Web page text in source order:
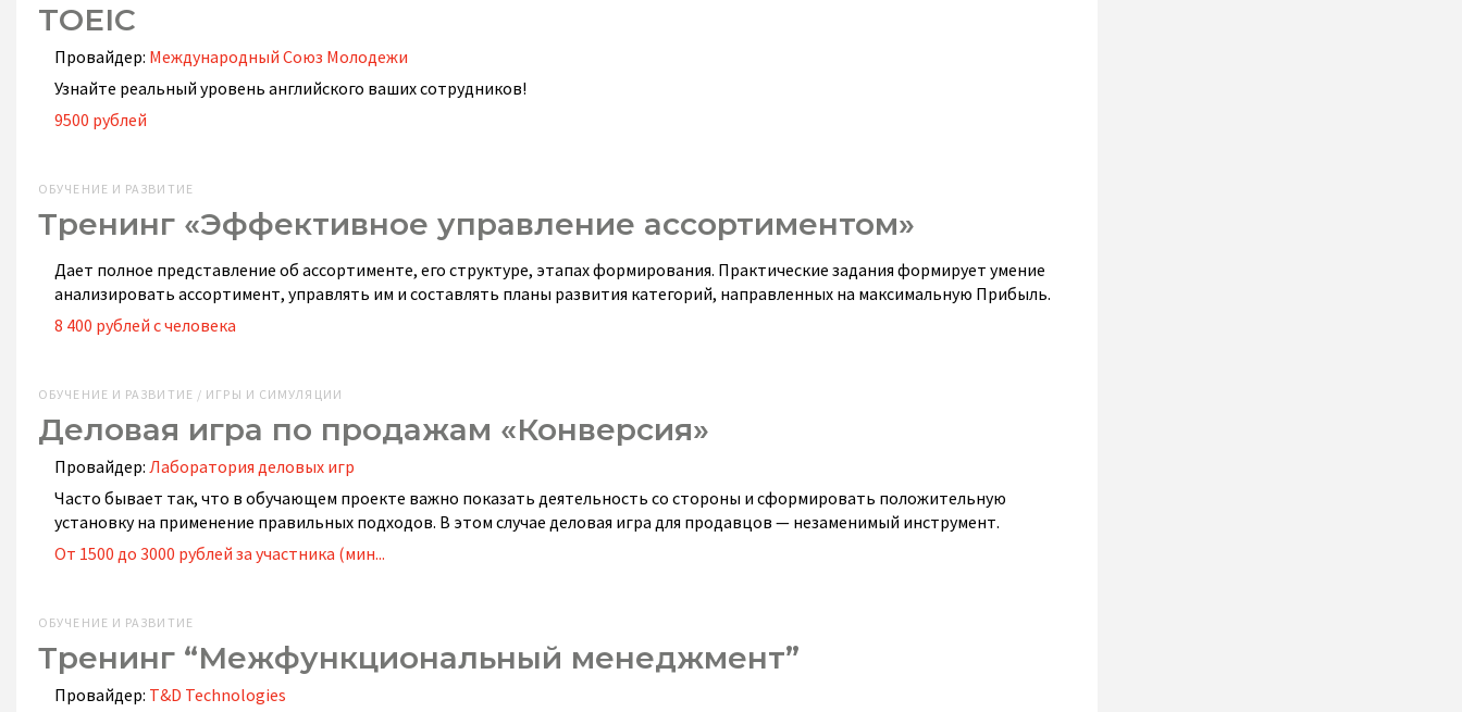
TOEIC
Провайдер: Международный Союз Молодежи
Узнайте реальный уровень английского ваших сотрудников!
9500 рублей
ОБУЧЕНИЕ И РАЗВИТИЕ
Тренинг «Эффективное управление ассортиментом»
Дает полное представление об ассортименте, его структуре, этапах формирования. Практические задания формирует умение
анализировать ассортимент, управлять им и составлять планы развития категорий, направленных на максимальную Прибыль.
8 400 рублей с человека
ОБУЧЕНИЕ И РАЗВИТИЕ / ИГРЫ И СИМУЛЯЦИИ
Деловая игра по продажам «Конверсия»
Провайдер: Лаборатория деловых игр
Часто бывает так, что в обучающем проекте важно показать деятельность со стороны и сформировать положительную
установку на применение правильных подходов. В этом случае деловая игра для продавцов — незаменимый инструмент.
От 1500 до 3000 рублей за участника (мин...
ОБУЧЕНИЕ И РАЗВИТИЕ
Тренинг “Межфункциональный менеджмент”
Провайдер: T&D Technologies